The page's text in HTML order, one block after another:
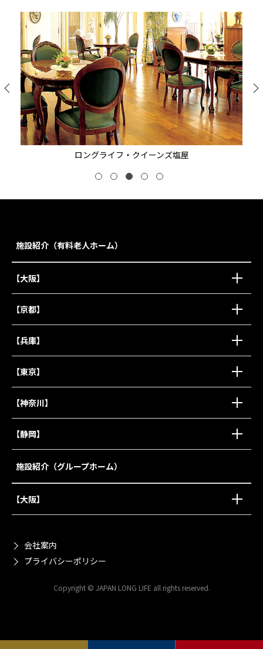
ロングライフ・クイーンズ塩屋
施設紹介（有料老人ホーム）
【大阪】
【京都】
【兵庫】
【東京】
【神奈川】
【静岡】
施設紹介（グループホーム）
【大阪】
会社案内
プライバシーポリシー
Copyright © JAPAN LONG LIFE all rights reserved.